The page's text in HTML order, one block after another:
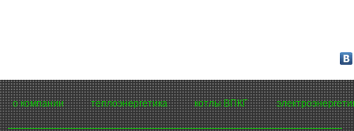
о компании теплоэнергетика котлы ВПКГ